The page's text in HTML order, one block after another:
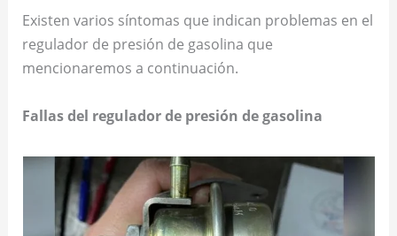
Existen varios síntomas que indican problemas en el
regulador de presión de gasolina que
mencionaremos a continuación.
Fallas del regulador de presión de gasolina